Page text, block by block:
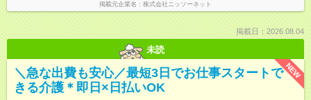
掲載元企業名 株式会社ニッソーネット
掲載日：2026.08.04
未読
NEW
＼急な出費も安心／最短3日でお仕事スタートで
きる介護＊即日×日払いOK